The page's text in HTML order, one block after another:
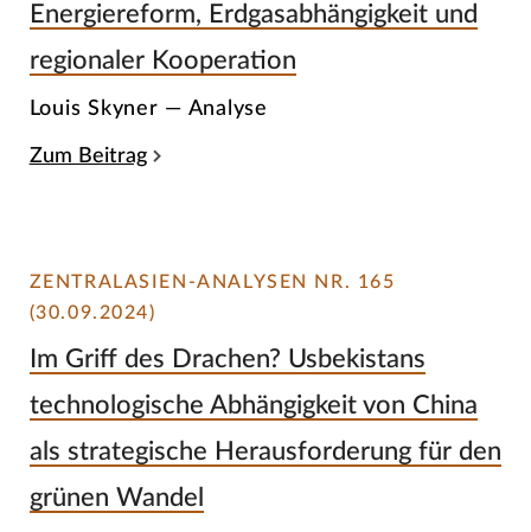
Energiereform, Erdgasabhängigkeit und
regionaler Kooperation
Louis Skyner — Analyse
Zum Beitrag
ZENTRALASIEN-ANALYSEN NR. 165
(30.09.2024)
Im Griff des Drachen? Usbekistans
technologische Abhängigkeit von China
als strategische Herausforderung für den
grünen Wandel